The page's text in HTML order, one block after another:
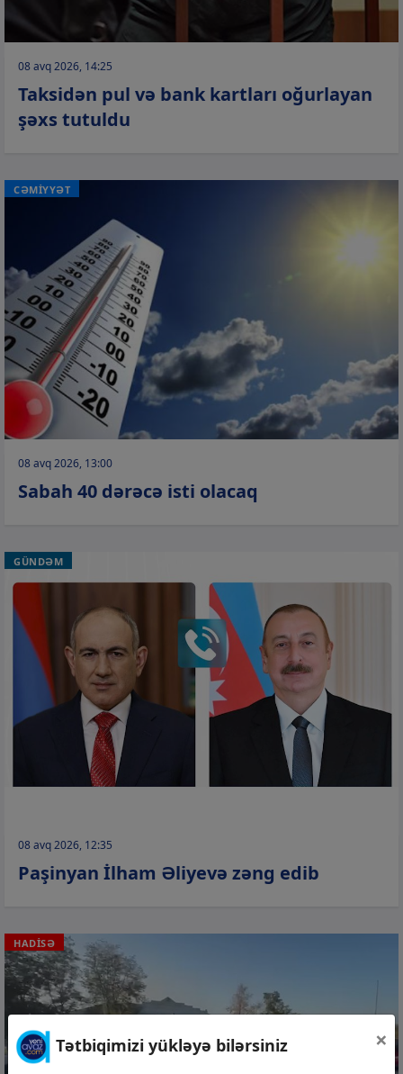
08 avq 2026, 14:25
Taksidən pul və bank kartları oğurlayan
şəxs tutuldu
CƏMİYYƏT
08 avq 2026, 13:00
Sabah 40 dərəcə isti olacaq
GÜNDƏM
08 avq 2026, 12:35
Paşinyan İlham Əliyevə zəng edib
HADİSƏ
Tətbiqimizi yükləyə bilərsiniz ×